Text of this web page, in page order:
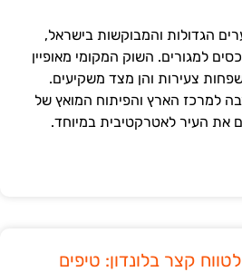
הגדולות והמבוקשות בישראל,
למגורים. השוק המקומי מאופיין
צעירות והן מצד משקיעים.
למרכז הארץ והפיתוח המואץ של
את העיר לאטרקטיבית במיוחד.
קצר בלונדון: טיפים